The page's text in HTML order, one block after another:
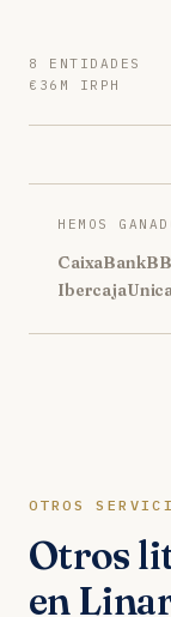
8 ENTIDADES
€36M IRPH
HEMOS
CaixaBank
Ibercaja
OTROS
Otros
en